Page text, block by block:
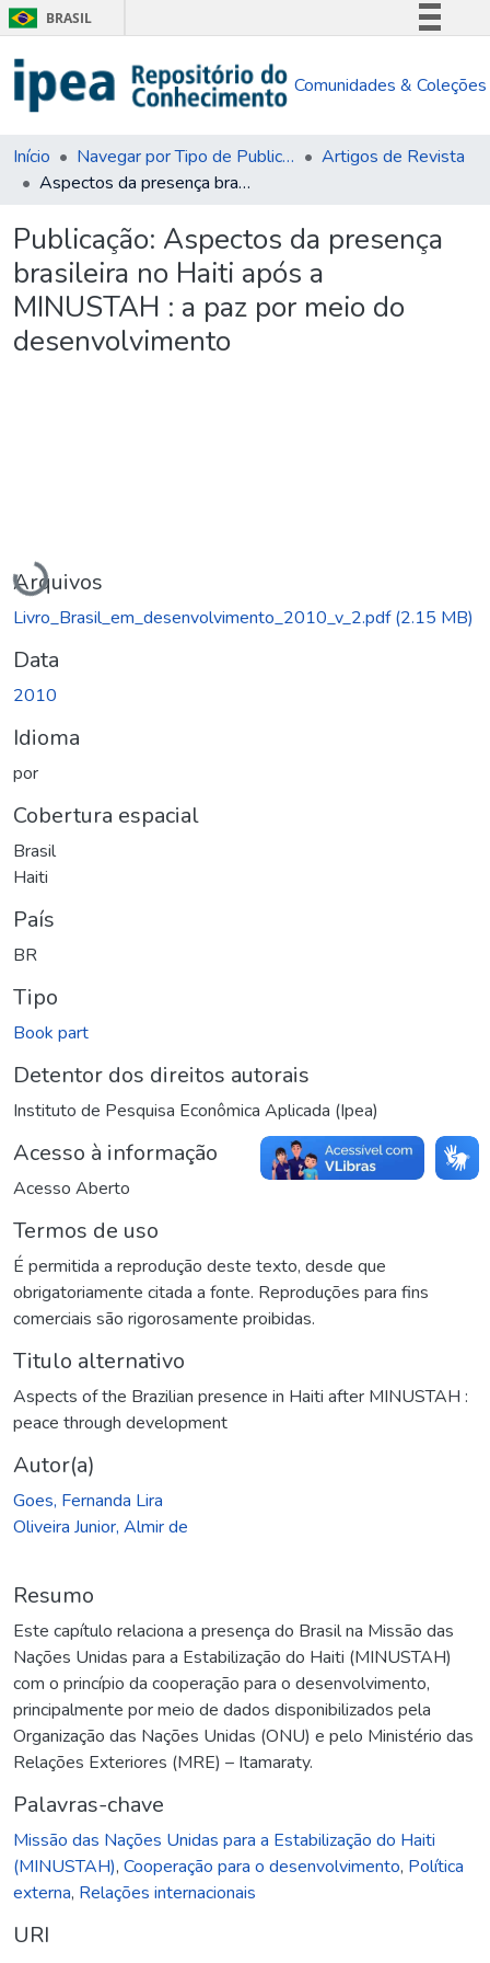
BRASIL
Comunica BR
Acesso à informação
Comunidades & Coleções
Início Navegar por Tipo de Publicação
Artigos de Revista
Aspectos da presença brasileira no Haiti após a MINUSTAH : a paz por meio do desenvolvimento
Publicação: Aspectos da presença
brasileira no Haiti após a
MINUSTAH : a paz por meio do
desenvolvimento
Carregando...
Arquivos
Livro_Brasil_em_desenvolvimento_2010_v_2.pdf(2.15 MB)
Data
2010
Idioma
por
Cobertura espacial
Brasil
Haiti
País
BR
Tipo
Book part
Detentor dos direitos autorais
Instituto de Pesquisa Econômica Aplicada (Ipea)
Acesso à informação
Acesso Aberto
Termos de uso
É permitida a reprodução deste texto, desde que
obrigatoriamente citada a fonte. Reproduções para fins
comerciais são rigorosamente proibidas.
Titulo alternativo
Aspects of the Brazilian presence in Haiti after MINUSTAH :
peace through development
Autor(a)
Goes, Fernanda Lira
Oliveira Junior, Almir de
Resumo
Este capítulo relaciona a presença do Brasil na Missão das
Nações Unidas para a Estabilização do Haiti (MINUSTAH)
com o princípio da cooperação para o desenvolvimento,
principalmente por meio de dados disponibilizados pela
Organização das Nações Unidas (ONU) e pelo Ministério das
Relações Exteriores (MRE) – Itamaraty.
Palavras-chave
Missão das Nações Unidas para a Estabilização do Haiti
(MINUSTAH), Cooperação para o desenvolvimento, Política
externa, Relações internacionais
URI